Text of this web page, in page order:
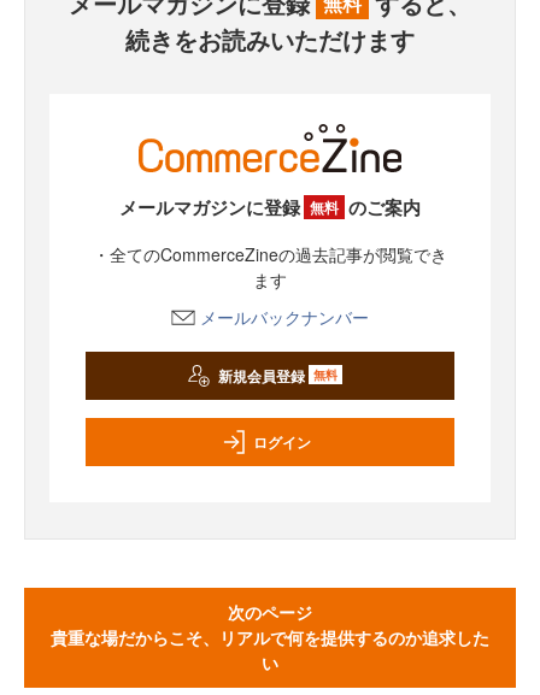
続きをお読みいただけます
メールマガジンに登録 無料 のご案内
・全てのCommerceZineの過去記事が閲覧でき
ます
メールバックナンバー
新規会員登録 無料
ログイン
次のページ
貴重な場だからこそ、リアルで何を提供するのか追求した
い